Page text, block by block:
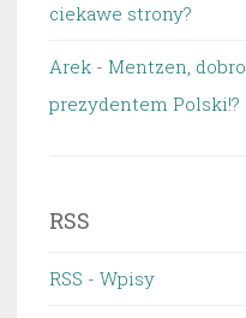
ciekawe strony?
Arek - Mentzen,
prezydentem Polski!?
RSS
RSS - Wpisy